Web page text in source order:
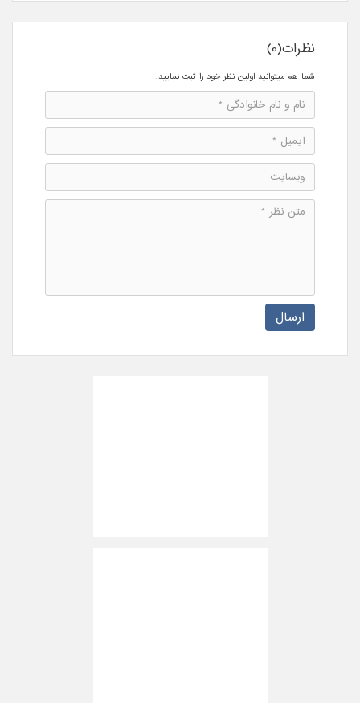
نظرات(0)
شما هم میتوانید اولین نظر خود را ثبت نمایید.
ارسال